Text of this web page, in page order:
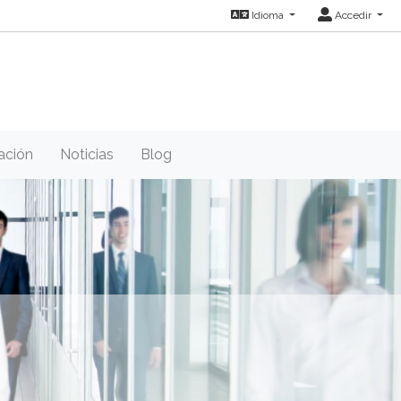
Idioma Accedir
Noticias Blog